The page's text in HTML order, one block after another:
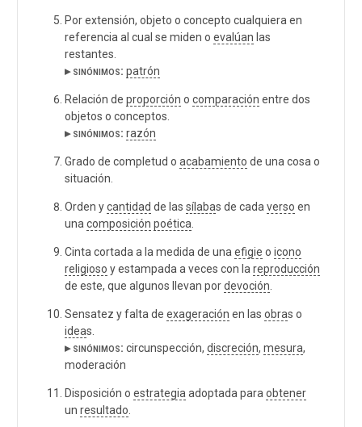
Por extensión, objeto o concepto cualquiera en
referencia al cual se miden o evalúan las
restantes.
▸ sinónimos: patrón
Relación de proporción o comparación entre dos
objetos o conceptos.
▸ sinónimos: razón
Grado de completud o acabamiento de una cosa o
situación.
Orden ycantidad de las sílabas de cada verso en
una composición poética
Cinta cortada a la medida de una efigie o icono
religioso y estampada a veces con la reproducción
de este, que algunos llevan pordevoción
Sensatez y falta de exageración en las obras o
ideas.
▸ sinónimos: circunspección, discreción, mesura,
moderación
Disposición o estrategia adoptada para obtener
un resultado